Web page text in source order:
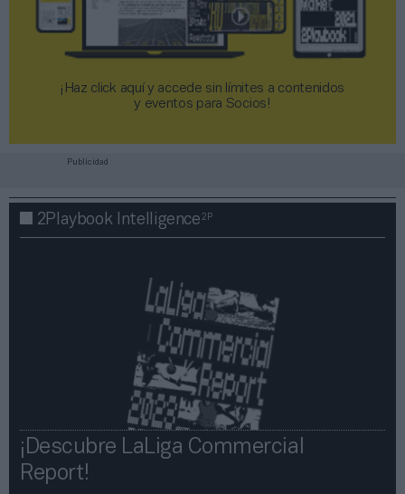
¡Haz click aquí y accede sin límites a contenidos
y eventos para Socios!​​​​​​​
Publicidad
2Playbook Intelligence2P
¡Descubre LaLiga Commercial
Report!​​